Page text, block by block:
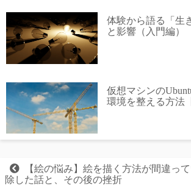
体験から語る「生
と影響（入門編）
仮想マシンの
環境を整える方法
【絵の悩み】絵を描く方法が間違っ
除した話と、その後の挫折